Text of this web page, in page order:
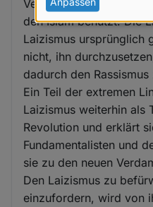
Verteidigung der
den Islam benutzt. Die
Laizismus ursprünglich
nicht, ihn
dadurch den Rassismus
Ein Teil der extremen
Laizismus weiterhin als
Revolution und erklärt
Fundamentalisten und
sie zu den neuen
Den Laizismus zu
einzufordern, wird von
Daten
und
Cookies